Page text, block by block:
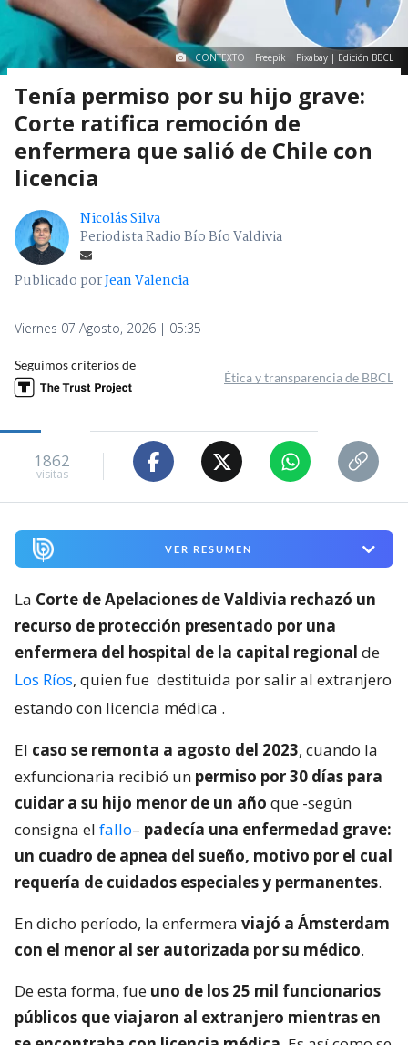
CONTEXTO | Freepik | Pixabay | Edición BBCL
Tenía permiso por su hijo grave:
Corte ratifica remoción de
enfermera que salió de Chile con
licencia
Nicolás Silva
Periodista Radio Bío Bío Valdivia
Publicado porJean Valencia
Viernes 07 Agosto, 2026 | 05:35
Seguimos criterios de
Ética y transparencia de BBCL
1862
visitas
VER RESUMEN
La Corte de Apelaciones de Valdivia rechazó un
recurso de protección presentado por una
enfermera del hospital de la capital regional de
Los Ríos, quien fue destituida por salir al extranjero
estando con licencia médica .
El caso se remonta a agosto del 2023, cuando la
exfuncionaria recibió un permiso por 30 días para
cuidar a su hijo menor de un año que -según
consigna el fallo– padecía una enfermedad grave:
un cuadro de apnea del sueño, motivo por el cual
requería de cuidados especiales y permanentes.
En dicho período, la enfermera viajó a Ámsterdam
con el menor al ser autorizada por su médico.
De esta forma, fue uno de los 25 mil funcionarios
públicos que viajaron al extranjero mientras en